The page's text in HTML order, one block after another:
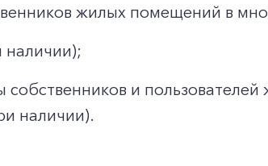
жилых помещений в
наличии);
собственников и
наличии).